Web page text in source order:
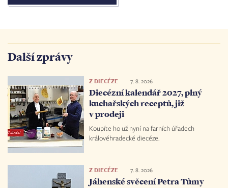
Další zprávy
Z DIECÉZE 7. 8. 2026
Diecézní kalendář 2027, plný
kuchařských receptů, již
v prodeji
Koupíte ho už nyní na farních úřadech
královéhradecké diecéze.
Z DIECÉZE 7. 8. 2026
Jáhenské svěcení Petra Tůmy